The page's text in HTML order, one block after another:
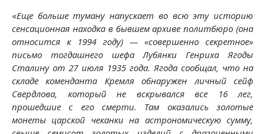
«Еще больше туману напускает во всю эту историю
сенсационная находка в бывшем архиве политбюро (она
относится к 1994 году) — «совершенно секретное»
письмо тогдашнего шефа Лубянки Генриха Ягоды
Сталину от 27 июля 1935 года. Ягода сообщал, что на
складе коменданта Кремля обнаружен личный сейф
Свердлова, который не вскрывался все 16 лег,
прошедшие с его смерти. Там оказались золотые
монеты царской чеканки на астрономическую сумму,